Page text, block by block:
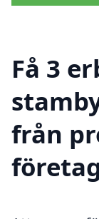
Få 3
från